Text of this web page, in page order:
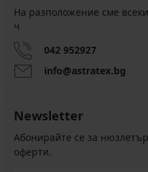
На разположение сме
ч
042 952927
info@astratex.bg
Newsletter
Абонирайте се за
оферти.